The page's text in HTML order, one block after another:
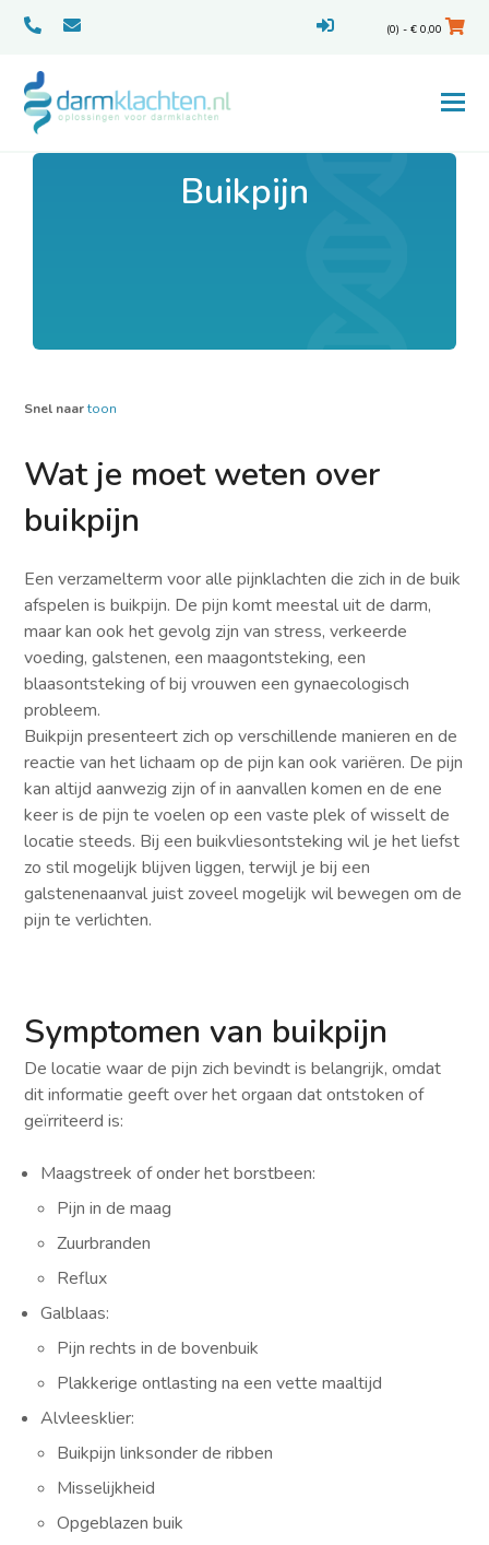
(0) - €0,00
Buikpijn
Snel naar toon
Wat je moet weten over
buikpijn
Een verzamelterm voor alle pijnklachten die zich in de buik
afspelen is buikpijn. De pijn komt meestal uit de darm,
maar kan ook het gevolg zijn van stress, verkeerde
voeding, galstenen, een maagontsteking, een
blaasontsteking of bij vrouwen een gynaecologisch
probleem.
Buikpijn presenteert zich op verschillende manieren en de
reactie van het lichaam op de pijn kan ook variëren. De pijn
kan altijd aanwezig zijn of in aanvallen komen en de ene
keer is de pijn te voelen op een vaste plek of wisselt de
locatie steeds. Bij een buikvliesontsteking wil je het liefst
zo stil mogelijk blijven liggen, terwijl je bij een
galstenenaanval juist zoveel mogelijk wil bewegen om de
pijn te verlichten.
Symptomen van buikpijn
De locatie waar de pijn zich bevindt is belangrijk, omdat
dit informatie geeft over het orgaan dat ontstoken of
geïrriteerd is:
Maagstreek of onder het borstbeen:
Pijn in de maag
Zuurbranden
Reflux
Galblaas:
Pijn rechts in de bovenbuik
Plakkerige ontlasting na een vette maaltijd
Alvleesklier:
Buikpijn linksonder de ribben
Misselijkheid
Opgeblazen buik